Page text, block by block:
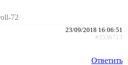
72
23/09/2018 16:06:51
#2536713
Ответить